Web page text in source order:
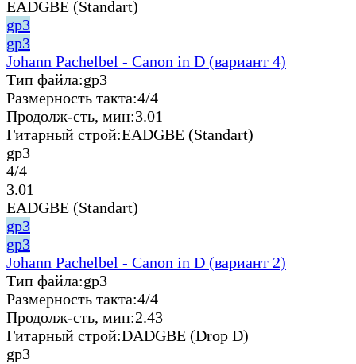
EADGBE (Standart)
gp3
gp3
Johann Pachelbel - Canon in D (вариант 4)
Тип файла:gp3
Размерность такта:4/4
Продолж-сть, мин:3.01
Гитарный строй:EADGBE (Standart)
gp3
4/4
3.01
EADGBE (Standart)
gp3
gp3
Johann Pachelbel - Canon in D (вариант 2)
Тип файла:gp3
Размерность такта:4/4
Продолж-сть, мин:2.43
Гитарный строй:DADGBE (Drop D)
gp3